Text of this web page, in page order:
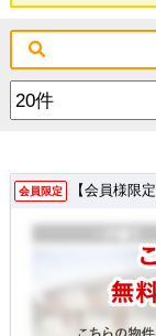
会員限定 【会員様限